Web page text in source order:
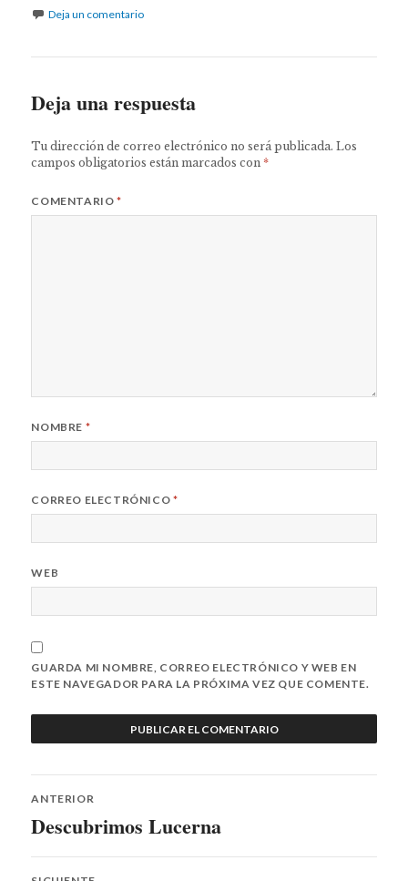
Deja un comentario
Deja una respuesta
Tu dirección de correo electrónico no será publicada. Los
campos obligatorios están marcados con*
COMENTARIO*
NOMBRE *
CORREO ELECTRÓNICO *
WEB
GUARDA MI NOMBRE, CORREO ELECTRÓNICO Y WEB EN
ESTE NAVEGADOR PARA LA PRÓXIMA VEZ QUE COMENTE.
Navegación
de
entradas
ANTERIOR
Entrada
Descubrimos Lucerna